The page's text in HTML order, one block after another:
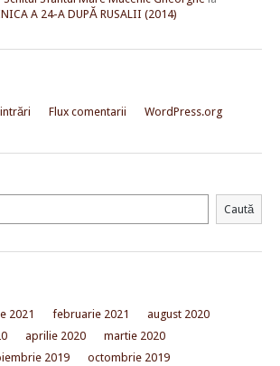
A 24-A DUPĂ RUSALII (2014)
Flux comentarii WordPress.org
Caută
2021 februarie 2021
august 2020
aprilie 2020
martie 2020
2019
octombrie 2019